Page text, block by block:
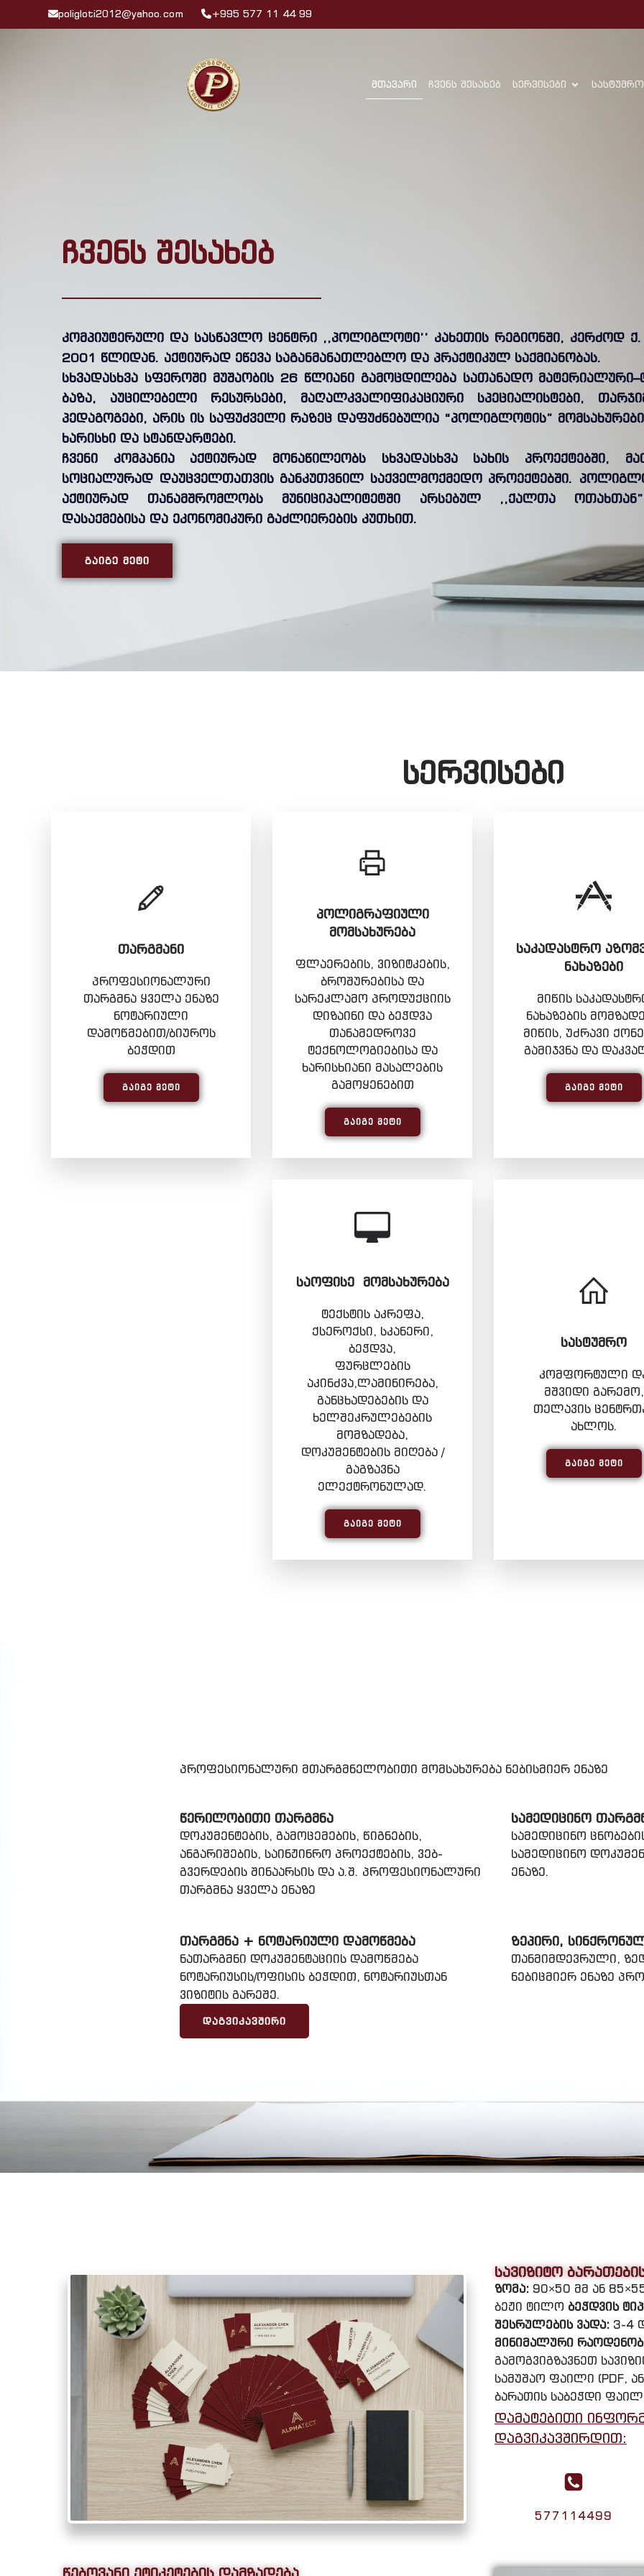
poligloti2012@yahoo.com +995 577 11 44 99
მთავარი ჩვენს შესახებ სერვისები სასტუმრო
ჩვენს შესახებ
კომპიუტერული და სასწავლო ცენტრი ,,პოლიგლოტი’’ კახეთის რეგიონში, კერძოდ
2001 წლიდან. აქტიურად ეწევა საგანმანათლებლო და პრაქტიკულ საქმიანობას.
სხვადასხვა სფეროში მუშაობის 26 წლიანი გამოცდილება სათანადო
ბაზა, აუცილებელი რესურსები, მაღალკვალიფიკაციური სპეციალისტები,
პედაგოგები, არის ის საფუძველი რაზეც დაფუძნებულია “პოლიგლოტის”
ხარისხი და სტანდარტები.
ჩვენი კომპანია აქტიურად მონაწილეობს სხვადასხვა სახის პროექტებში,
სოციალურად დაუცველთათვის განკუთვნილ საქველმოქმედო პროექტებში.
აქტიურად თანამშრომლობს მუნიციპალიტეტში არსებულ ,,ქალთა
დასაქმებისა და ეკონომიკური გაძლიერების კუთხით.
ᲒᲐᲘᲒᲔ ᲛᲔᲢᲘ
სერვისები
ᲗᲐᲠᲒᲛᲐᲜᲘ
პროფესიონალური
თარგმნა ყველა ენაზე
ნოტარიული
დამოწმებით/ბიუროს
ბეჭდით
ᲒᲐᲘᲒᲔ ᲛᲔᲢᲘ
ᲞᲝᲚᲘᲒᲠᲐᲤᲘᲣᲚᲘ
ᲛᲝᲛᲡᲐᲮᲣᲠᲔᲑᲐ
ფლაერების, ვიზიტკების,
ბროშურებისა და
სარეკლამო პროდუქციის
დიზაინი და ბეჭდვა
თანამედროვე
ტექნოლოგიებისა და
ხარისხიანი მასალების
გამოყენებით
ᲒᲐᲘᲒᲔ ᲛᲔᲢᲘ
ᲡᲐᲙᲐᲓᲐᲡᲢᲠᲝ
ᲜᲐᲮᲐᲖᲔᲑᲘ
მიწის
ნახაზების
მიწის, უძრავი
გამიჯვნა და
ᲒᲐᲘᲒᲔ ᲛᲔᲢᲘ
ᲡᲐᲝᲤᲘᲡᲔ ᲛᲝᲛᲡᲐᲮᲣᲠᲔᲑᲐ
ტექსტის აკრეფა,
ქსეროქსი, სკანერი,
ბეჭდვა,
ფურცლების
აკინძვა,ლამინირება,
განცხადებების და
ხელშეკრულებების
მომზადება,
დოკუმენტების მიღება /
გაგზავნა
ელექტრონულად.
ᲒᲐᲘᲒᲔ ᲛᲔᲢᲘ
ᲡᲐᲡᲢᲣᲛᲠᲝ
კომფორტული
მშვიდი გარემო,
თელავის
ახლოს.
ᲒᲐᲘᲒᲔ ᲛᲔᲢᲘ
პროფესიონალური მთარგმნელობითი მომსახურება ნებისმიერ ენაზე
ᲬᲔᲠᲘᲚᲝᲑᲘᲗᲘ ᲗᲐᲠᲒᲛᲜᲐ
დოკუმენტების, გამოცემების, წიგნების,
ანგარიშების, საინჟინრო პროექტების, ვებ-
გვერდების შინაარსის და ა.შ. პროფესიონალური
თარგმნა ყველა ენაზე
ᲡᲐᲛᲔᲓᲘᲪᲘᲜᲝ
სამედიცინო
სამედიცინო
ენაზე.
ᲗᲐᲠᲒᲛᲜᲐ + ᲜᲝᲢᲐᲠᲘᲣᲚᲘ ᲓᲐᲛᲝᲬᲛᲔᲑᲐ
ნათარგმნი დოკუმენტაციის დამოწმება
ნოტარიუსის/ოფისის ბეჭდით, ნოტარიუსთან
ვიზიტის გარეშე.
ᲓᲐᲒᲕᲘᲙᲐᲕᲨᲘᲠᲘ
ᲖᲔᲞᲘᲠᲘ,
თანმიმდევრული,
ნებიცმიერ ენაზე
სავიზიტო
ზომა: 90×50 მმ ან
ბეჟი ტილო ბეჭდვის
შესრულების ვადა: 3-4
მინიმალური
გამოგვიგზავნეთ
სამუშაო ფაილი (PDF,
ბარათის საბეჭდი
დამატებითი
დაგვიკავშირდით:
577114499